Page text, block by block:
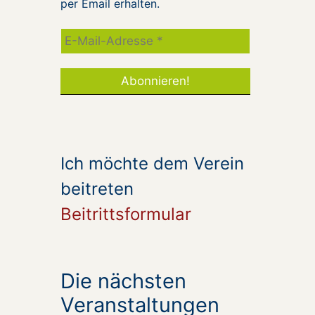
per Email erhalten.
Ich möchte dem Verein
beitreten
Beitrittsformular
Die nächsten
Veranstaltungen